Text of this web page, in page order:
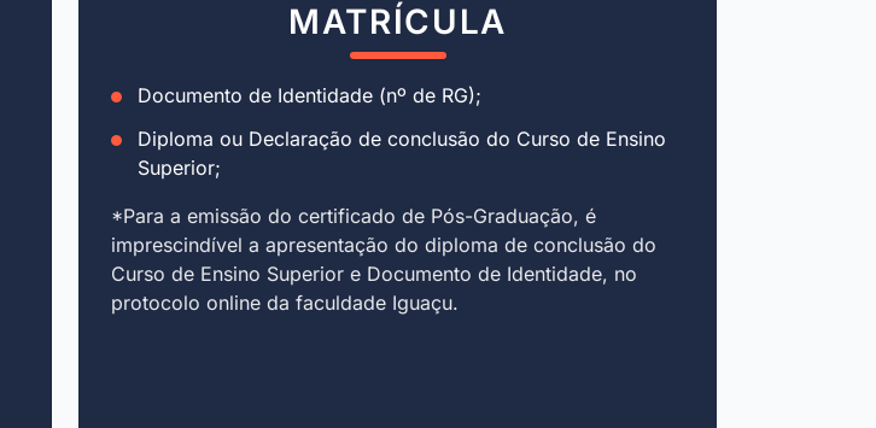
MATRÍCULA
Documento de Identidade (nº de RG);
Diploma ou Declaração de conclusão do Curso de Ensino
Superior;
*Para a emissão do certificado de Pós-Graduação, é
imprescindível a apresentação do diploma de conclusão do
Curso de Ensino Superior e Documento de Identidade, no
protocolo online da faculdade Iguaçu.